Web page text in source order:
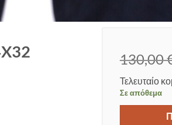
130,00
Τελευταίο
Σε απόθεμα